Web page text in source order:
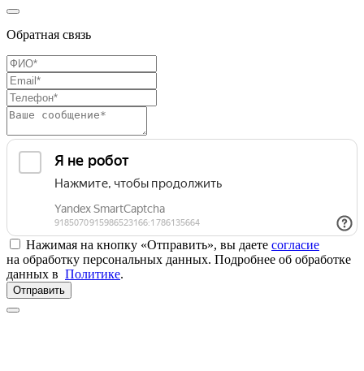
Обратная связь
Нажимая на кнопку «Отправить», вы даете согласие
на обработку персональных данных. Подробнее об обработке
данных в Политике.
Отправить